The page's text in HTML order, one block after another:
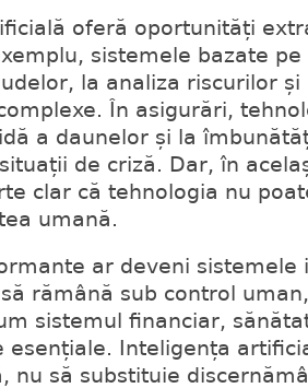
oferă oportunități
sistemele bazate
la analiza riscurilor
În asigurări,
a daunelor și la
de criză. Dar, în
clar că tehnologia nu
umană.
ar deveni sistemele
rămână sub control
sistemul financiar,
esențiale. Inteligența
nu să substituie